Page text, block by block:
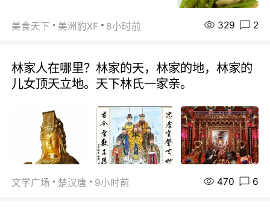
美食天下 美洲豹XF 8小时前 329 2
林家人在哪里？林家的天，林家的地，林家的
儿女顶天立地。天下林氏一家亲。
文学广场 楚汉唐 9小时前 470 6